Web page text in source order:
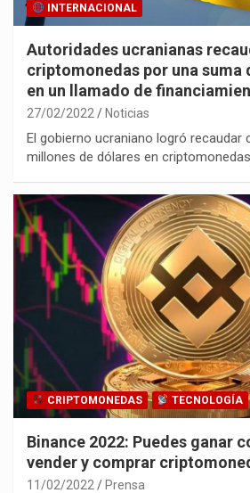
INTERNACIONAL
Autoridades ucranianas
criptomonedas por una suma
en un llamado de
27/02/2022 Noticias
El gobierno ucraniano logró recaudar
millones de dólares en
CRIPTOMONEDAS TECNOLOGÍA
Binance 2022: Puedes ganar
vender y comprar
11/02/2022 Prensa